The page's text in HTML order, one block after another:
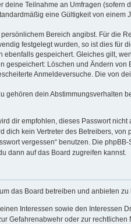
Teilnahme an Umfragen (sofern
eine Gültigkeit von einem
Bereich angibst. Für die
festgelegt wurden, so ist dies für
gespeichert. Gleiches gilt,
Löschen und Ändern
Anmeldeversuche. Die von
dein Abstimmungsverhalten
dir empfohlen, dieses Passwort
kein Vertreter des Betreibers,
vergessen“ benutzen. Die
dann auf das Board zugreifen kannst.
das Board betreiben und anbieten zu
Interessen sowie den Interessen
Gefahrenabwehr oder zur rechtlichen